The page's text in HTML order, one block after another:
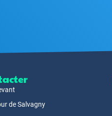
de Salvagny